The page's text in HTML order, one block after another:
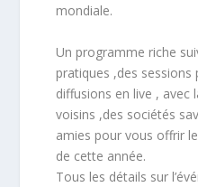
mondiale.
Un programme riche
pratiques ,des sessions
diffusions en live , avec
voisins ,des sociétés
amies pour vous offrir
de cette année.
Tous les détails sur